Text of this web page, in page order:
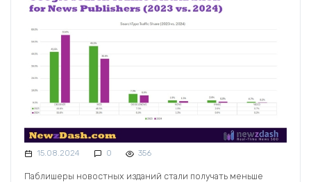
15.08.2024 0 356
Паблишеры новостных изданий стали получать меньше